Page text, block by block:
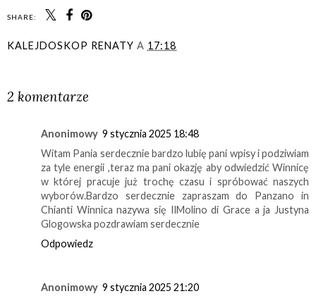
SHARE:
KALEJDOSKOP RENATY A 17:18
2 komentarze
Anonimowy 9 stycznia 2025 18:48
Witam Pania serdecznie bardzo lubię pani wpisy i podziwiam
za tyle energii ,teraz ma pani okazję aby odwiedzić Winnicę
w której pracuje już trochę czasu i spróbować naszych
wyborów.Bardzo serdecznie zapraszam do Panzano in
Chianti Winnica nazywa się IlMolino di Grace a ja Justyna
Glogowska pozdrawiam serdecznie
Odpowiedz
Anonimowy 9 stycznia 2025 21:20